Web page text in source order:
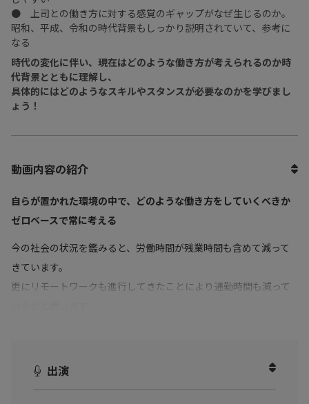
● 上司との働き方に対する感覚のギャップがなぜ生じるのか。
昭和、平成、令和の時代背景もしっかり説明されていて、参考に
なる
時代の変化に伴い、現在はどのような働き方が考えられるのか時
代背景とともに理解し、
具体的にはどのようなスキルやスタンスが必要なのかを学びまし
ょう！
動画内容の紹介
自らが置かれた環境の中で、どのような働き方をしていくべきか
ゼロベースで常に考える
今の社会の状況を鑑みると、労働時間が残業時間も含めて減って
きています。
更にリモートワークも進行してきたことにより通勤時間も減って
増えたプライベートの時間で何をするのかが重要
だと著者は言い
出演